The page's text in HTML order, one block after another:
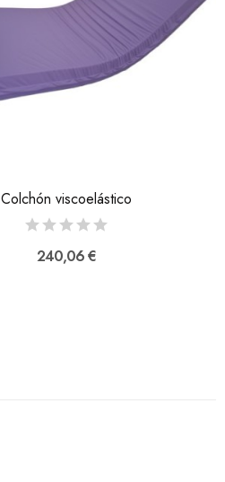
Colchón viscoelástico
240,06 €